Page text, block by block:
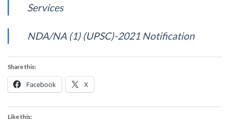
Services
NDA/NA (1) (UPSC)-2021 Notification
Share this:
Facebook X
Like this: